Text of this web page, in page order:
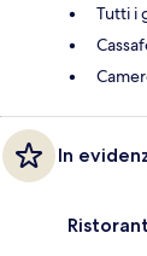
Tutti i
In